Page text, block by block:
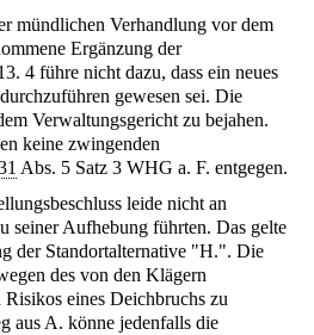
mündlichen Verhandlung vor dem
Ergänzung der
4 führe nicht dazu, dass ein neues
gewesen sei. Die
Verwaltungsgericht zu bejahen.
keine zwingenden
Abs. 5 Satz 3 WHG a. F. entgegen.
leide nicht an
seiner Aufhebung führten. Das gelte
der Standortalternative "H.". Die
des von den Klägern
eines Deichbruchs zu
aus A. könne jedenfalls die